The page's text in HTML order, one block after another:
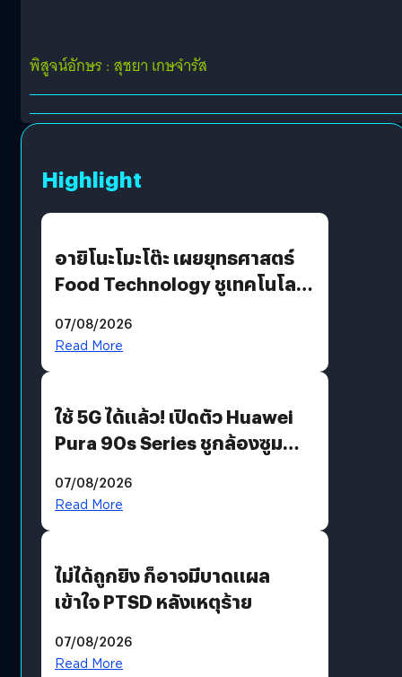
พิสูจน์อักษร : สุชยา เกษจำรัส
Highlight
อายิโนะโมะโต๊ะ เผยยุทธศาสตร์
Food Technology ชูเทคโนโลยี
บริโภคและ B2B
07/08/2026
Read More
ใช้ 5G ได้แล้ว! เปิดตัว Huawei
Pura 90s Series ชูกล้องซูม
07/08/2026
Read More
ไม่ได้ถูกยิง ก็อาจมีบาดแผล
เข้าใจ PTSD หลังเหตุร้าย
07/08/2026
Read More